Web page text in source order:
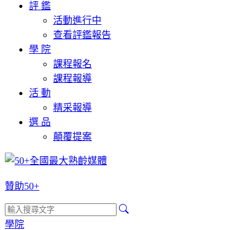
評 鑑
活動進行中
查看評鑑報告
學 院
課程報名
課程報導
活 動
精采報導
選 品
顛覆提案
贊助50+
學院